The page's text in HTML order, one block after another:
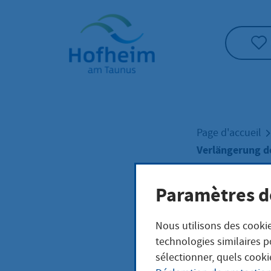
Accueil"
Page d'accueil
Verlängerung
Paramètres
Nous utilisons des
technologies similaires
sélectionner, quels